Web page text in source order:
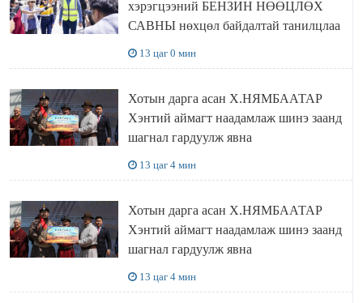
хэрэгцээний БЕНЗИН НӨӨЦЛӨХ
САВНЫ нөхцөл байдалтай танилцлаа
13 цаг 0 мин
Хотын дарга асан Х.НЯМБААТАР
Хэнтий аймагт наадамлаж шинэ заанд
шагнал гардуулж явна
13 цаг 4 мин
Хотын дарга асан Х.НЯМБААТАР
Хэнтий аймагт наадамлаж шинэ заанд
шагнал гардуулж явна
13 цаг 4 мин